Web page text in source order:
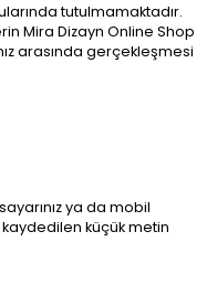
tutulmamaktadır.
Mira Dizayn Online Shop
arasında gerçekleşmesi
ya da mobil
kaydedilen küçük metin